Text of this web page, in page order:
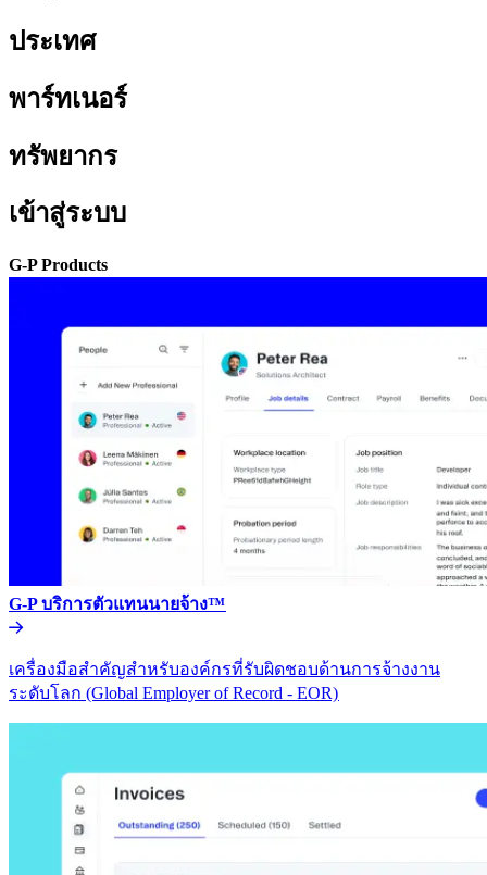
ประเทศ​​
พาร์ทเนอร์​​
ทรัพยากร​​
เข้าสู่ระบบ​​
G-P Products​​
G-P บริการตัวแทนนายจ้าง™​​
เครื่องมือสำคัญสำหรับองค์กรที่รับผิดชอบด้านการจ้างงาน
ระดับโลก (Global Employer of Record - EOR)​​